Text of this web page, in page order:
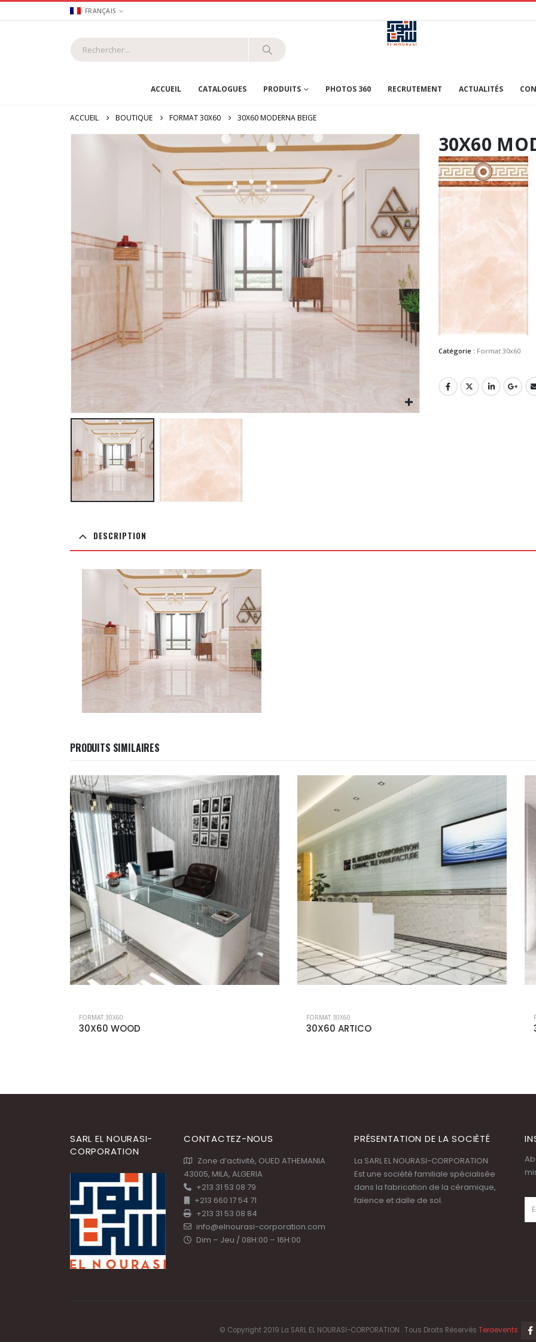
FRANÇAIS
ACCUEIL CATALOGUES PRODUITS PHOTOS 360 RECRUTEMENT ACTUALITÉS
ACCUEIL BOUTIQUE FORMAT 30X60 30X60 MODERNA BEIGE
30X60
Catégorie : Format 30x60
DESCRIPTION
PRODUITS SIMILAIRES
FORMAT 30X60
30X60 ARTICO
FORMAT 30X60
30×60 BONA
SARL EL NOURASI-
CORPORATION
CONTACTEZ-NOUS
Zone d’activité, OUED ATHEMANIA
43005, MILA, ALGERIA
+213 31 53 08 79
+213 660 17 54 71
+213 31 53 08 84
info@elnourasi-corporation.com
Dim – Jeu / 08H:00 – 16H:00
PRÉSENTATION DE LA SOCIÈTÉ
La SARL EL NOURASI-CORPORATION
Est une société familiale spécialisée
dans la fabrication de la céramique,
faïence et dalle de sol.
© Copyright 2019 La SARL EL NOURASI-CORPORATION . Tous Droits Réservés Teraevents